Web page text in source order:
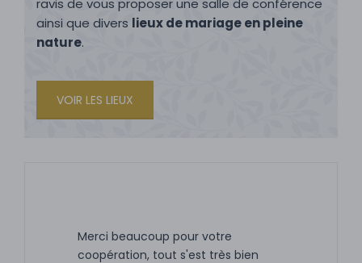
ravis de vous proposer une salle de conférence
ainsi que divers lieux de mariage en pleine
nature.
VOIR LES LIEUX
Merci beaucoup pour votre
coopération, tout s'est très bien